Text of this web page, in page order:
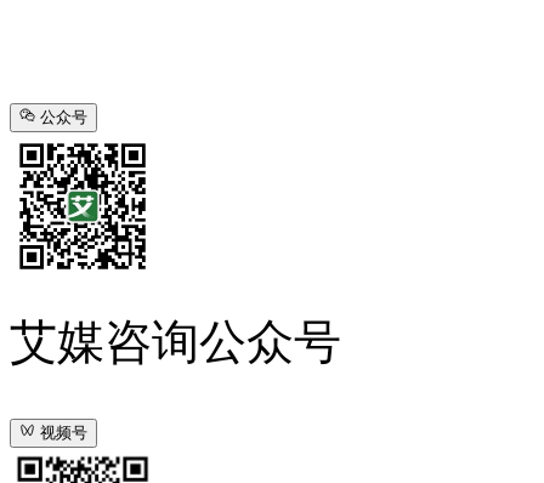
公众号
艾媒咨询公众号
视频号